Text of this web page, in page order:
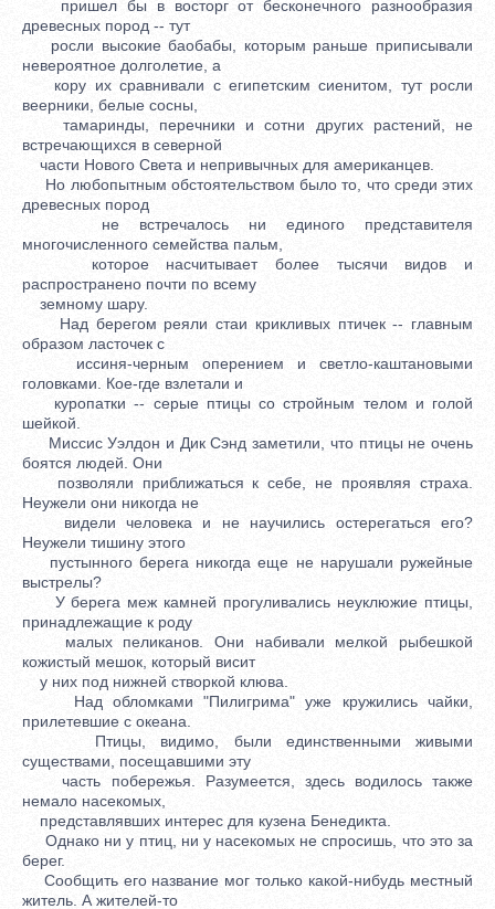
пришел бы в восторг от бесконечного разнообразия
древесных пород -- тут
росли высокие баобабы, которым раньше приписывали
невероятное долголетие, а
кору их сравнивали с египетским сиенитом, тут росли
веерники, белые сосны,
тамаринды, перечники и сотни других растений, не
встречающихся в северной
части Нового Света и непривычных для американцев.
Но любопытным обстоятельством было то, что среди этих
древесных пород
не встречалось ни единого представителя
многочисленного семейства пальм,
которое насчитывает более тысячи видов и
распространено почти по всему
земному шару.
Над берегом реяли стаи крикливых птичек -- главным
образом ласточек с
иссиня-черным оперением и светло-каштановыми
головками. Кое-где взлетали и
куропатки -- серые птицы со стройным телом и голой
шейкой.
Миссис Уэлдон и Дик Сэнд заметили, что птицы не очень
боятся людей. Они
позволяли приближаться к себе, не проявляя страха.
Неужели они никогда не
видели человека и не научились остерегаться его?
Неужели тишину этого
пустынного берега никогда еще не нарушали ружейные
выстрелы?
У берега меж камней прогуливались неуклюжие птицы,
принадлежащие к роду
малых пеликанов. Они набивали мелкой рыбешкой
кожистый мешок, который висит
у них под нижней створкой клюва.
Над обломками "Пилигрима" уже кружились чайки,
прилетевшие с океана.
Птицы, видимо, были единственными живыми
существами, посещавшими эту
часть побережья. Разумеется, здесь водилось также
немало насекомых,
представлявших интерес для кузена Бенедикта.
Однако ни у птиц, ни у насекомых не спросишь, что это за
берег.
Сообщить его название мог только какой-нибудь местный
житель. А жителей-то